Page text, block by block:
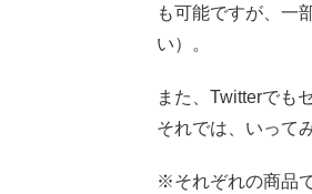
も可能ですが、一
い）。
また、Twitterでも
それでは、いって
※それぞれの商品